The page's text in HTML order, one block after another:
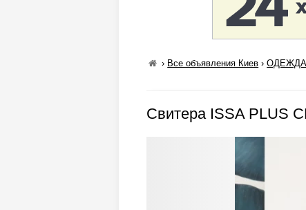
› Все объявления Киев ›
Свитера ISSA PLUS